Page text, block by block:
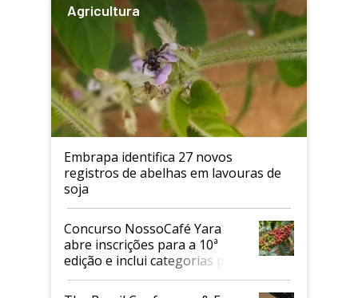
Agricultura
Embrapa identifica 27 novos
registros de abelhas em lavouras de
soja
Concurso NossoCafé Yara
abre inscrições para a 10ª
edição e inclui categorias para
cafés Canephora